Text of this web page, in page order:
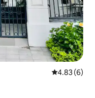
Penarafan
4.83 (6)